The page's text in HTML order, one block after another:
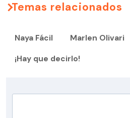
Temas relacionados
Naya Fácil Marlen Olivari
¡Hay que decirlo!